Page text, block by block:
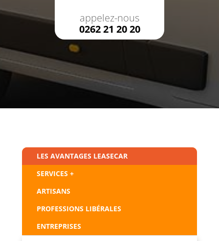
appelez-nous
0262 21 20 20
LES AVANTAGES LEASECAR
SERVICES +
ARTISANS
PROFESSIONS LIBÉRALES
ENTREPRISES